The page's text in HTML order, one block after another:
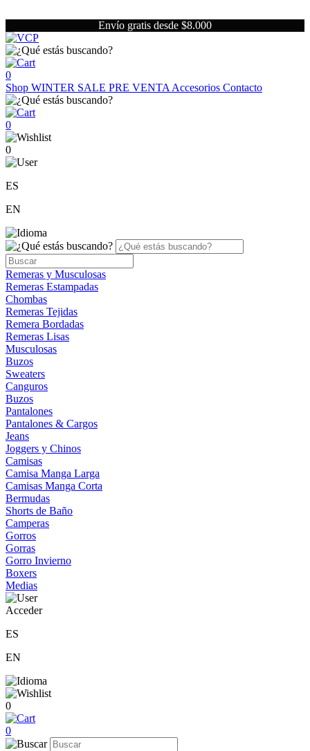
Envío gratis desde $8.000
0
Shop WINTER SALE PRE VENTA Accesorios Contacto
0
0
ES
EN
Remeras y Musculosas
Remeras Estampadas
Chombas
Remeras Tejidas
Remera Bordadas
Remeras Lisas
Musculosas
Buzos
Sweaters
Canguros
Buzos
Pantalones
Pantalones & Cargos
Jeans
Joggers y Chinos
Camisas
Camisa Manga Larga
Camisas Manga Corta
Bermudas
Shorts de Baño
Camperas
Gorros
Gorras
Gorro Invierno
Boxers
Medias
Acceder
ES
EN
0
0